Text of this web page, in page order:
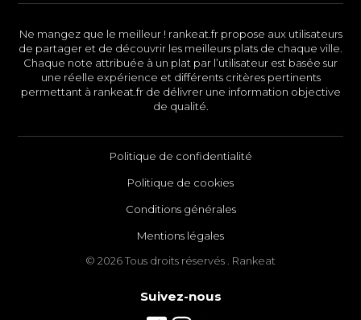
Ne mangez que le meilleur ! rankeat.fr propose aux utilisateurs
de partager et de découvrir les meilleurs plats de chaque ville.
Chaque note attribuée à un plat par l’utilisateur est basée sur
une réelle expérience et différents critères pertinents
permettant à rankeat.fr de délivrer une information objective
de qualité.
Politique de confidentialité
Politique de cookies
Conditions générales
Mentions légales
© 2026 Tous droits réservés . Rankeat
Suivez-nous